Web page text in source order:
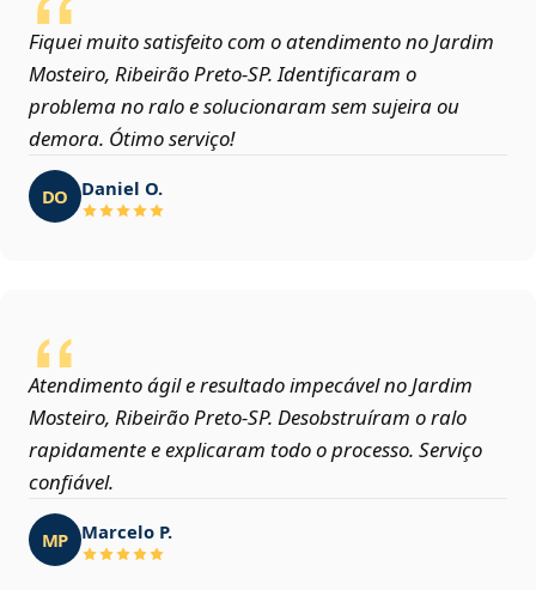
Fiquei muito satisfeito com o atendimento no Jardim
Mosteiro, Ribeirão Preto‑SP. Identificaram o
problema no ralo e solucionaram sem sujeira ou
demora. Ótimo serviço!
DO Daniel O.
Atendimento ágil e resultado impecável no Jardim
Mosteiro, Ribeirão Preto‑SP. Desobstruíram o ralo
rapidamente e explicaram todo o processo. Serviço
confiável.
MP Marcelo P.